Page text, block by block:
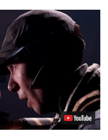
Video
abspielen